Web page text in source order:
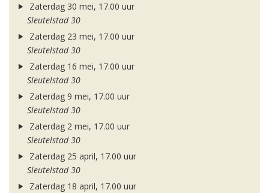
Zaterdag 30 mei, 17.00 uur
Sleutelstad 30
Zaterdag 23 mei, 17.00 uur
Sleutelstad 30
Zaterdag 16 mei, 17.00 uur
Sleutelstad 30
Zaterdag 9 mei, 17.00 uur
Sleutelstad 30
Zaterdag 2 mei, 17.00 uur
Sleutelstad 30
Zaterdag 25 april, 17.00 uur
Sleutelstad 30
Zaterdag 18 april, 17.00 uur